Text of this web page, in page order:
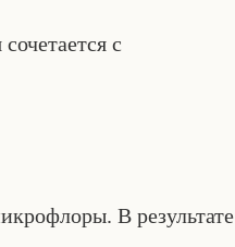
с
В результате